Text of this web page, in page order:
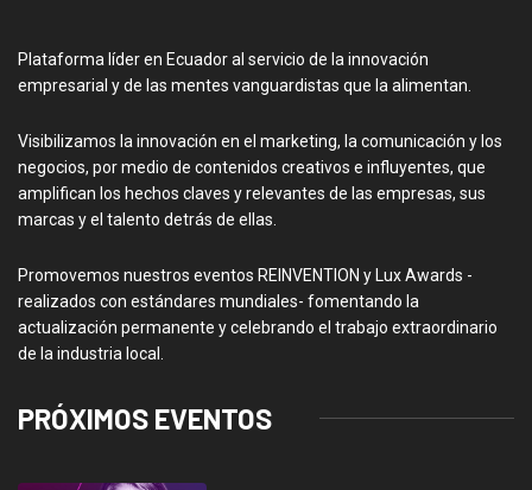
Plataforma líder en Ecuador al servicio de la innovación
empresarial y de las mentes vanguardistas que la alimentan.
Visibilizamos la innovación en el marketing, la comunicación y los
negocios, por medio de contenidos creativos e influyentes, que
amplifican los hechos claves y relevantes de las empresas, sus
marcas y el talento detrás de ellas.
Promovemos nuestros eventos REINVENTION y Lux Awards -
realizados con estándares mundiales- fomentando la
actualización permanente y celebrando el trabajo extraordinario
de la industria local.
PRÓXIMOS EVENTOS